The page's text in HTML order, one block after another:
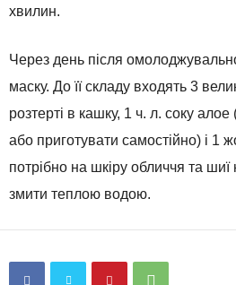
хвилин.
Через день після
маску. До її складу входять 3
розтерті в кашку, 1 ч. л. соку
або приготувати самостійно) і 1
потрібно на шкіру обличчя та
змити теплою водою.